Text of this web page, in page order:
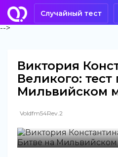
Случайный тест
-->
Виктория
Великого: тест
Мильвийском
Voldfm54Rev.2